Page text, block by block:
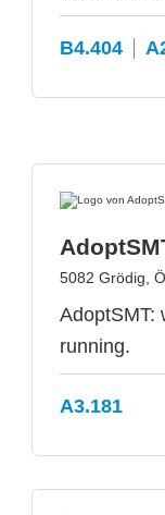
B4.404
5082 Grödig,
AdoptSMT:
running.
A3.181